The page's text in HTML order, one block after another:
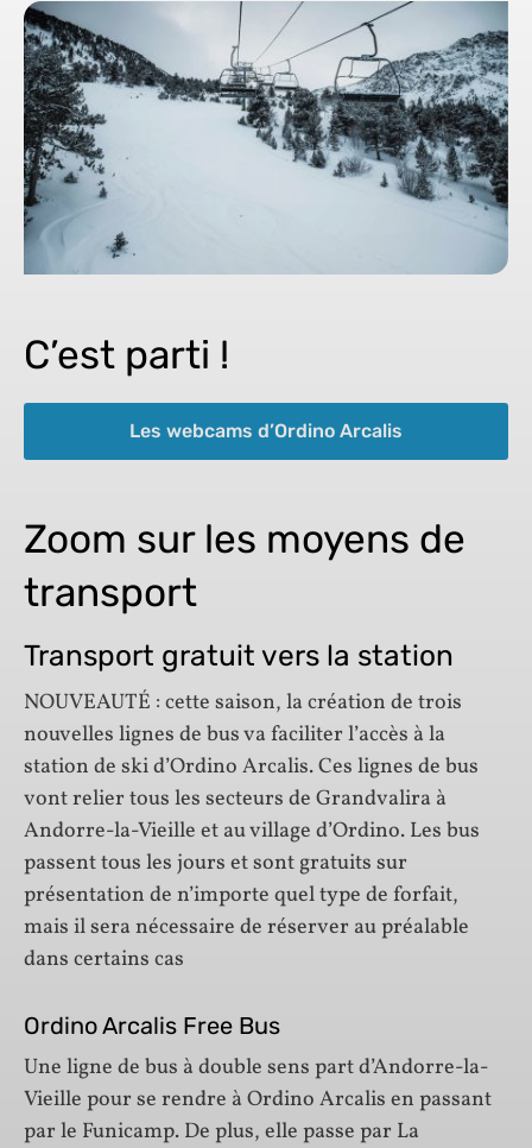
C’est parti !
Les webcams d’Ordino Arcalis
Zoom sur les moyens de
transport
Transport gratuit vers la station
NOUVEAUTÉ : cette saison, la création de trois
nouvelles lignes de bus va faciliter l’accès à la
station de ski d’Ordino Arcalis. Ces lignes de bus
vont relier tous les secteurs de Grandvalira à
Andorre-la-Vieille et au village d’Ordino. Les bus
passent tous les jours et sont gratuits sur
présentation de n’importe quel type de forfait,
mais il sera nécessaire de réserver au préalable
dans certains cas
Ordino Arcalis Free Bus
Une ligne de bus à double sens part d’Andorre-la-
Vieille pour se rendre à Ordino Arcalis en passant
par le Funicamp. De plus, elle passe par La